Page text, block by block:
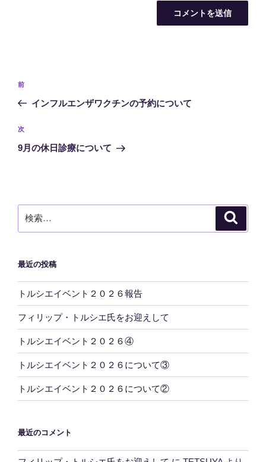
投
ナ
ビ
ゲ
ン
前
の
稿
前
インフルエンザワクチンの予約について
次
の
次
9月の休日診療について
索:
最近の投稿
トルシエイベント２０２６報告
フィリップ・トルシエ氏をお迎えして
トルシエイベント２０２６④
トルシエイベント２０２６について③
トルシエイベント２０２６について②
最近のコメント